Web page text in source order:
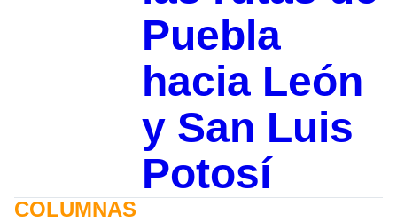
Puebla
hacia León
y San Luis
Potosí
COLUMNAS